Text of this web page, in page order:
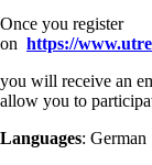
Once you register
on https://
you will receive an
allow you to
Languages: German